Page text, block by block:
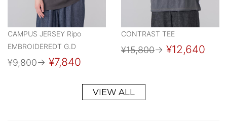
CAMPUS JERSEY Ripo
EMBROIDEREDT G.D
¥9,800→ ¥7,840
CONTRAST TEE
¥15,800→ ¥12,640
VIEW ALL